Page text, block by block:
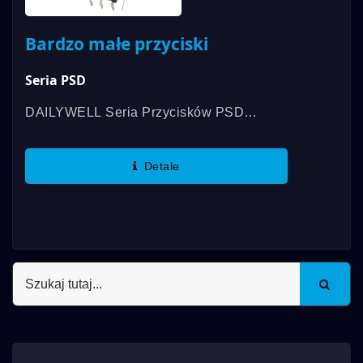
Bardzo małe przyciski
Seria PSD
DAILYWELL Seria Przycisków PSD
Nakrywek, Zakres Temperatur Pracy
Detale